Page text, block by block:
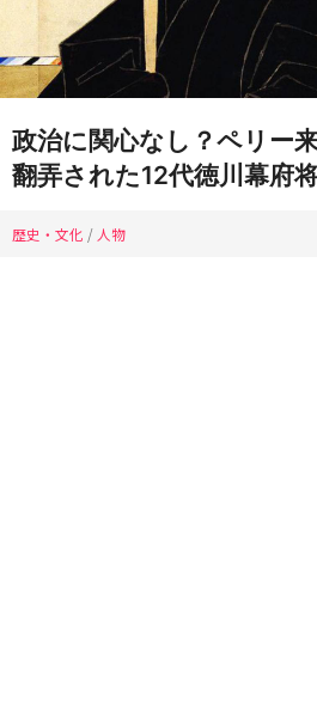
政治に関心なし？ペリー
翻弄された12代徳川幕府
歴史・文化 / 人物